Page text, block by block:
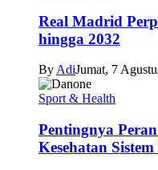
Real Madrid
hingga 2032
By AdiJumat, 7
Sport & Health
Pentingnya
Kesehatan